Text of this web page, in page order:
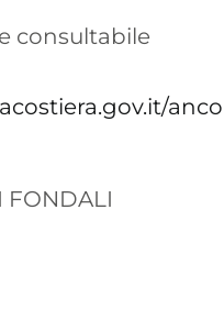
consultabile
FONDALI